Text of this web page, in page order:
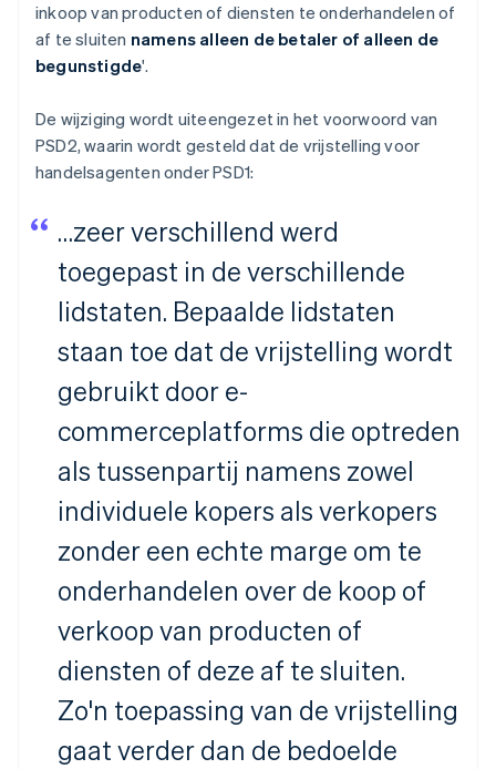
inkoop van producten of diensten te onderhandelen of
af te sluiten namens alleen de betaler of alleen de
begunstigde'.
De wijziging wordt uiteengezet in het voorwoord van
PSD2, waarin wordt gesteld dat de vrijstelling voor
handelsagenten onder PSD1:
…zeer verschillend werd
toegepast in de verschillende
lidstaten. Bepaalde lidstaten
staan toe dat de vrijstelling wordt
gebruikt door e-
commerceplatforms die optreden
als tussenpartij namens zowel
individuele kopers als verkopers
zonder een echte marge om te
onderhandelen over de koop of
verkoop van producten of
diensten of deze af te sluiten.
Zo'n toepassing van de vrijstelling
gaat verder dan de bedoelde